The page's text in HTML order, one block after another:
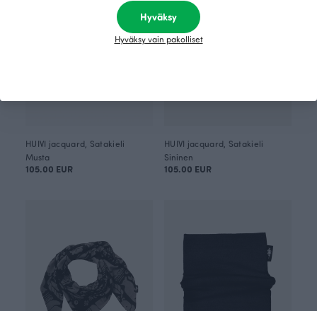
HUIVI jacquard, Satakieli
Musta
105.00 EUR
HUIVI jacquard, Satakieli
Sininen
105.00 EUR
Hyväksy
Hyväksy vain pakolliset